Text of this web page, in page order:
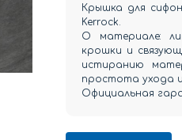
Крышка для
Kerrock.
О материале:
крошки и
истиранию
простота ухода
Официальная